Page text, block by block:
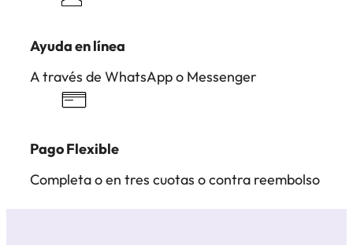
Ayuda en línea
A través de WhatsApp o Messenger
Pago Flexible
Completa o en tres cuotas o contra reembolso